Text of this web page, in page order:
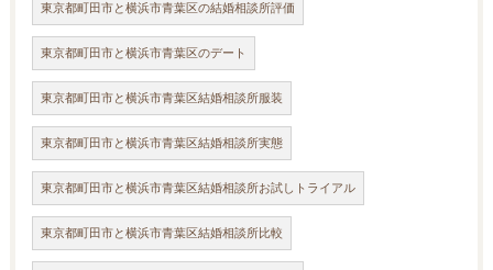
東京都町田市と横浜市青葉区の結婚相談所評価
東京都町田市と横浜市青葉区のデート
東京都町田市と横浜市青葉区結婚相談所服装
東京都町田市と横浜市青葉区結婚相談所実態
東京都町田市と横浜市青葉区結婚相談所お試しトライアル
東京都町田市と横浜市青葉区結婚相談所比較